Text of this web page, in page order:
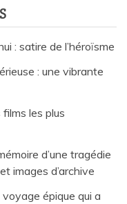
: satire de l’héroïsme
: une vibrante
les plus
d’une tragédie
images d’archive
épique qui a